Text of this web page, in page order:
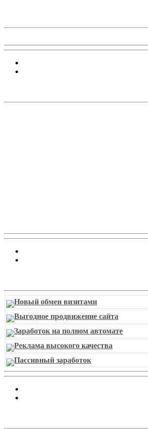
Новый обмен визитами
Выгодное продвижение сайта
Заработок на полном автомате
Реклама высокого качества
Пассивный заработок